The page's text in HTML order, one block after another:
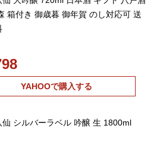
箱付き 御歳暮 御年賀 のし対応可 送
YAHOOで購入する
仙 シルバーラベル 吟醸 生 1800ml